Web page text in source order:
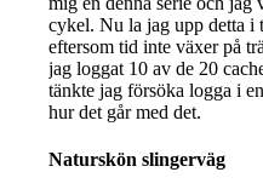
cykel. Nu la jag upp detta i
eftersom tid inte växer på
jag loggat 10 av de 20
tänkte jag försöka logga i
hur det går med det.
Naturskön slingerväg